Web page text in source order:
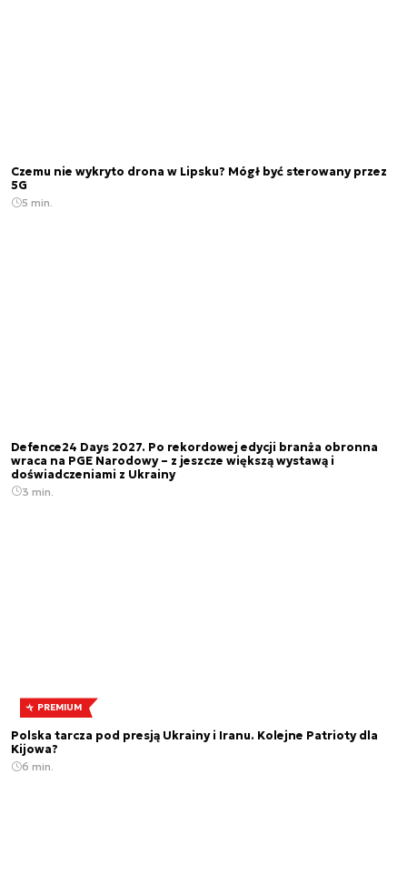
Czemu nie wykryto drona w Lipsku? Mógł być sterowany przez
5G
5 min.
Defence24 Days 2027. Po rekordowej edycji branża obronna
wraca na PGE Narodowy – z jeszcze większą wystawą i
doświadczeniami z Ukrainy
3 min.
PREMIUM
Polska tarcza pod presją Ukrainy i Iranu. Kolejne Patrioty dla
Kijowa?
6 min.